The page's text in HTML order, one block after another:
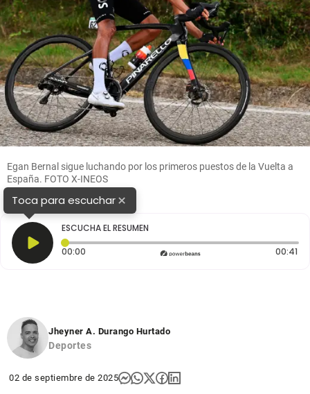
Egan Bernal sigue luchando por los primeros puestos de la Vuelta a
España. FOTO X-INEOS
Toca para escuchar×
ESCUCHA EL RESUMEN
00:00 Tiempo transcurrido: 0 segundos 00:41
Jheyner A. Durango Hurtado
Deportes
02 de septiembre de 2025